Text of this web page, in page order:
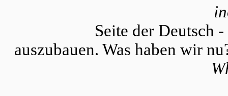
Seite der Deutsch
auszubauen. Was haben wir